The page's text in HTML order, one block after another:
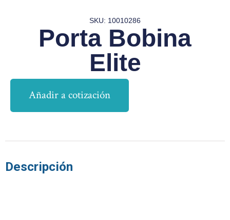
SKU: 10010286
Porta Bobina
Elite
Añadir a cotización
Descripción